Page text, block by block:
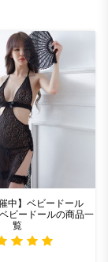
中】ベビードール
ビードールの商品一
覧